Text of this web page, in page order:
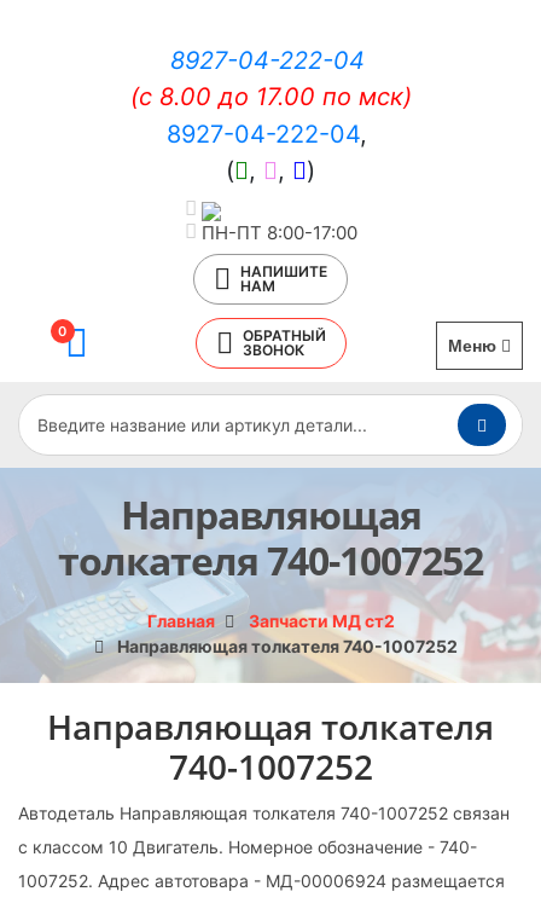
8927-04-222-04
(c 8.00 до 17.00 по мск)
8927-04-222-04,
(
, , )
ПН-ПТ 8:00-17:00
НАПИШИТЕ
НАМ
0
ОБРАТНЫЙ
ЗВОНОК
Меню
Направляющая
толкателя 740-1007252
Главная
Запчасти МД ст2
Направляющая толкателя 740-1007252
Направляющая толкателя
740-1007252
Автодеталь Направляющая толкателя 740-1007252 связан
с классом 10 Двигатель. Номерное обозначение - 740-
1007252. Адрес автотовара - МД-00006924 размещается